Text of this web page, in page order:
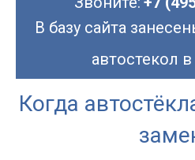
В базу сайта
автостекол
Когда